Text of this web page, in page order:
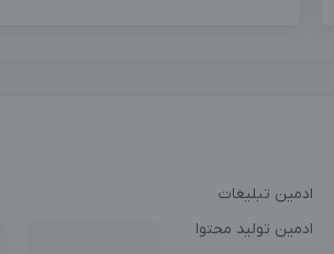
ادمین تبلیغات
ادمین تولید محتوا